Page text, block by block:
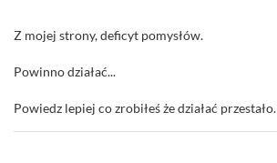
Z mojej strony, deficyt pomysłów.
Powinno działać...
Powiedz lepiej co zrobiłeś że działać przestało.